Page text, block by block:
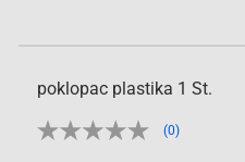
poklopac plastika 1 St.
(0)